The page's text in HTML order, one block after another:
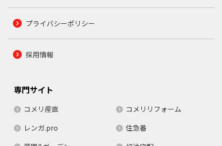
プライバシーポリシー
採用情報
専門サイト
コメリ産直
コメリリフォーム
レンガ.pro
住急番